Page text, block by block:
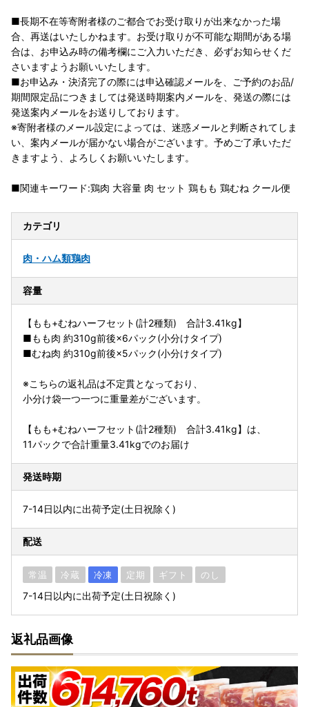
■長期不在等寄附者様のご都合でお受け取りが出来なかった場
合、再送はいたしかねます。お受け取りが不可能な期間がある場
合は、お申込み時の備考欄にご入力いただき、必ずお知らせくだ
さいますようお願いいたします。
■お申込み・決済完了の際には申込確認メールを、ご予約のお品/
期間限定品につきましては発送時期案内メールを、発送の際には
発送案内メールをお送りしております。
※寄附者様のメール設定によっては、迷惑メールと判断されてしま
い、案内メールが届かない場合がございます。予めご了承いただ
きますよう、よろしくお願いいたします。
■関連キーワード:鶏肉 大容量 肉 セット 鶏もも 鶏むね クール便
カテゴリ
肉・ハム類鶏肉
容量
【もも+むねハーフセット(計2種類) 合計3.41kg】
■もも肉 約310g前後×6パック(小分けタイプ)
■むね肉 約310g前後×5パック(小分けタイプ)
※こちらの返礼品は不定貫となっており、
小分け袋一つ一つに重量差がございます。
【もも+むねハーフセット(計2種類) 合計3.41kg】は、
11パックで合計重量3.41kgでのお届け
発送時期
7-14日以内に出荷予定(土日祝除く)
配送
常温 冷蔵 冷凍 定期 ギフト のし
7-14日以内に出荷予定(土日祝除く)
返礼品画像